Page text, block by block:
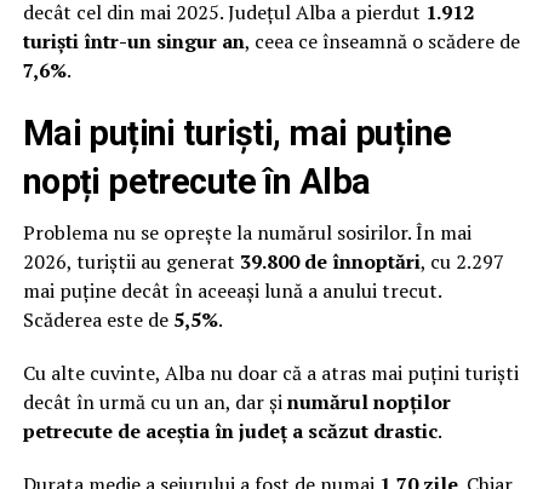
decât cel din mai 2025. Județul Alba a pierdut 1.912
turiști într-un singur an, ceea ce înseamnă o scădere de
7,6%.
Mai puțini turiști, mai puține
nopți petrecute în Alba
Problema nu se oprește la numărul sosirilor. În mai
2026, turiștii au generat 39.800 de înnoptări, cu 2.297
mai puține decât în aceeași lună a anului trecut.
Scăderea este de 5,5%.
Cu alte cuvinte, Alba nu doar că a atras mai puțini turiști
decât în urmă cu un an, dar șinumărul nopților
petrecute de aceștia în județ a scăzut drastic.